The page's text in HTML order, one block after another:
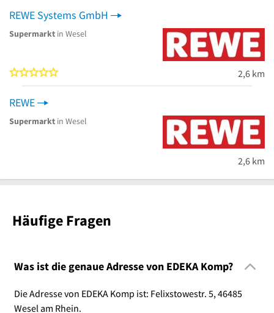
REWE Systems GmbH
Supermarkt in Wesel
2,6 km
REWE
Supermarkt in Wesel
2,6 km
Häufige Fragen
Was ist die genaue Adresse von EDEKA Komp?
Die Adresse von EDEKA Komp ist: Felixstowestr. 5, 46485
Wesel am Rhein.